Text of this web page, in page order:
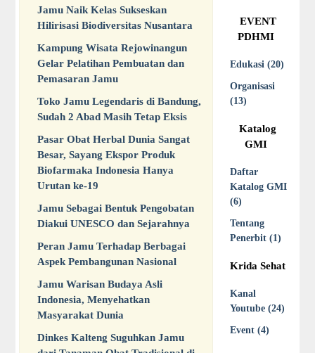
Jamu Naik Kelas Sukseskan
Hilirisasi Biodiversitas Nusantara
Kampung Wisata Rejowinangun
Gelar Pelatihan Pembuatan dan
Pemasaran Jamu
Toko Jamu Legendaris di Bandung,
Sudah 2 Abad Masih Tetap Eksis
Pasar Obat Herbal Dunia Sangat
Besar, Sayang Ekspor Produk
Biofarmaka Indonesia Hanya
Urutan ke-19
Jamu Sebagai Bentuk Pengobatan
Diakui UNESCO dan Sejarahnya
Peran Jamu Terhadap Berbagai
Aspek Pembangunan Nasional
Jamu Warisan Budaya Asli
Indonesia, Menyehatkan
Masyarakat Dunia
Dinkes Kalteng Suguhkan Jamu
EVENT
PDHMI
Edukasi (20)
Organisasi
(13)
Katalog
GMI
Daftar
Katalog GMI
(6)
Tentang
Penerbit (1)
Krida Sehat
Kanal
Youtube (24)
Event (4)